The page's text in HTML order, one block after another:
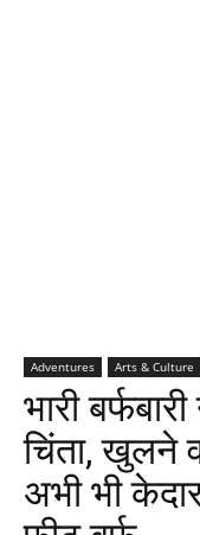
Adventures Arts & Culture
भारी
चिंता, खुलने
अभी भी